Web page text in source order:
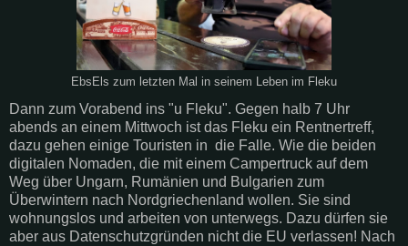
EbsEls zum letzten Mal in seinem Leben im Fleku
Dann zum Vorabend ins "u Fleku". Gegen halb 7 Uhr
abends an einem Mittwoch ist das Fleku ein Rentnertreff,
dazu gehen einige Touristen in die Falle. Wie die beiden
digitalen Nomaden, die mit einem Campertruck auf dem
Weg über Ungarn, Rumänien und Bulgarien zum
Überwintern nach Nordgriechenland wollen. Sie sind
wohnungslos und arbeiten von unterwegs. Dazu dürfen sie
aber aus Datenschutzgründen nicht die EU verlassen! Nach